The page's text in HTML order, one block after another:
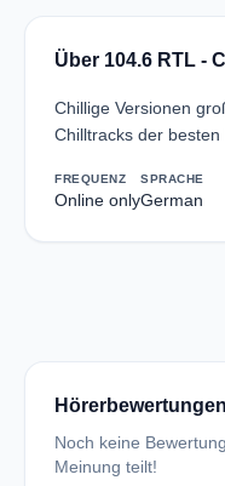
Über 104.6 RTL -
Chillige Versionen
Chilltracks der besten
FREQUENZ
Online only
SPRACHE
German
Hörerbewertungen
Noch keine
Meinung teilt!